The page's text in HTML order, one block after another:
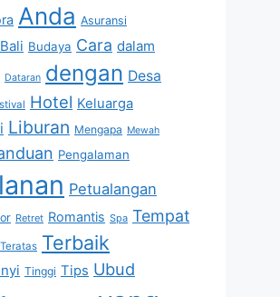
Anda Asuransi
Bali Budaya Cara dalam
Dataran dengan Desa
Hotel Keluarga
Liburan Mengapa Mewah
Pengalaman
Petualangan
Retret Romantis Spa Tempat
Teratas Terbaik
Tinggi Tips Ubud